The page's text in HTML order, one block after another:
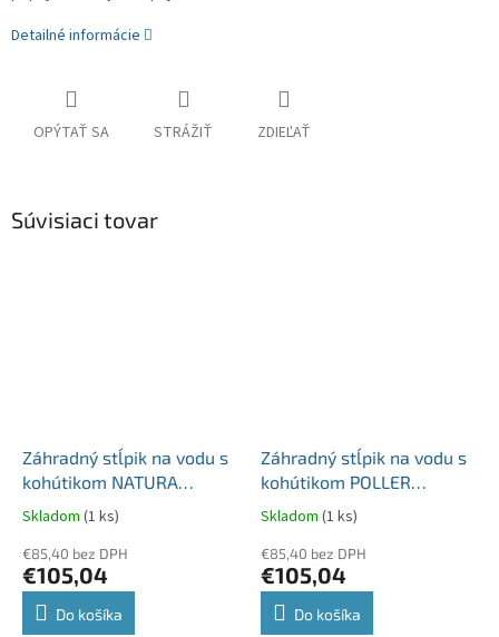
Detailné informácie
OPÝTAŤ SA STRÁŽIŤ ZDIEĽAŤ
Súvisiaci tovar
Záhradný stĺpik na vodu s
kohútikom NATURA
chladne šedý granit
pripojenie na rýchlospojku
Skladom (1 ks)
€85,40 bez DPH
€105,04
Do košíka
Záhradný stĺpik na vodu s
kohútikom POLLER
chladne šedý granit
pripojenie na rýchlospojku
Skladom (1 ks)
€85,40 bez DPH
€105,04
Do košíka